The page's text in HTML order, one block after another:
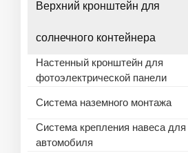
Верхний кронштейн для
солнечного контейнера
Настенный кронштейн для
фотоэлектрической панели
Система наземного монтажа
Система крепления навеса для
автомобиля